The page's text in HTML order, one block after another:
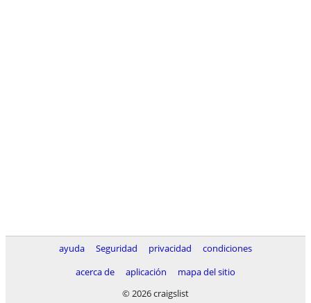
ayuda Seguridad privacidad
condiciones
acerca de
aplicación
mapa del sitio
© 2026 craigslist